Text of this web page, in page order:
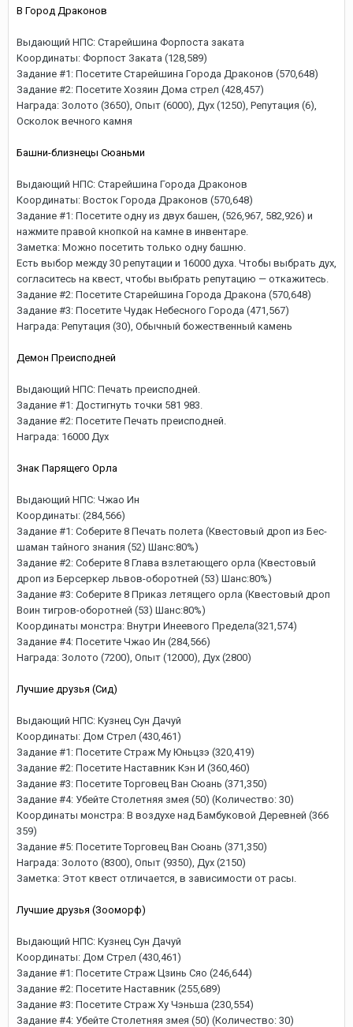
В Город Драконов
Выдающий НПС: Старейшина Форпоста заката
Координаты: Форпост Заката (128,589)
Задание #1: Посетите Старейшина Города Драконов (570,648)
Задание #2: Посетите Хозяин Дома стрел (428,457)
Награда: Золото (3650), Опыт (6000), Дух (1250), Репутация (6),
Осколок вечного камня
Башни-близнецы Сюаньми
Выдающий НПС: Старейшина Города Драконов
Координаты: Восток Города Драконов (570,648)
Задание #1: Посетите одну из двух башен, (526,967, 582,926) и
нажмите правой кнопкой на камне в инвентаре.
Заметка: Можно посетить только одну башню.
Есть выбор между 30 репутации и 16000 духа. Чтобы выбрать дух,
согласитесь на квест, чтобы выбрать репутацию — откажитесь.
Задание #2: Посетите Старейшина Города Дракона (570,648)
Задание #3: Посетите Чудак Небесного Города (471,567)
Награда: Репутация (30), Обычный божественный камень
Демон Преисподней
Выдающий НПС: Печать преисподней.
Задание #1: Достигнуть точки 581 983.
Задание #2: Посетите Печать преисподней.
Награда: 16000 Дух
Знак Парящего Орла
Выдающий НПС: Чжао Ин
Координаты: (284,566)
Задание #1: Соберите 8 Печать полета (Квестовый дроп из Бес-
шаман тайного знания (52) Шанс:80%)
Задание #2: Соберите 8 Глава взлетающего орла (Квестовый
дроп из Берсеркер львов-оборотней (53) Шанс:80%)
Задание #3: Соберите 8 Приказ летящего орла (Квестовый дроп
Воин тигров-оборотней (53) Шанс:80%)
Координаты монстра: Внутри Инеевого Предела(321,574)
Задание #4: Посетите Чжао Ин (284,566)
Награда: Золото (7200), Опыт (12000), Дух (2800)
Лучшие друзья (Сид)
Выдающий НПС: Кузнец Сун Дачуй
Координаты: Дом Стрел (430,461)
Задание #1: Посетите Страж Му Юньцзэ (320,419)
Задание #2: Посетите Наставник Кэн И (360,460)
Задание #3: Посетите Торговец Ван Сюань (371,350)
Задание #4: Убейте Столетняя змея (50) (Количество: 30)
Координаты монстра: В воздухе над Бамбуковой Деревней (366
359)
Задание #5: Посетите Торговец Ван Сюань (371,350)
Награда: Золото (8300), Опыт (9350), Дух (2150)
Заметка: Этот квест отличается, в зависимости от расы.
Лучшие друзья (Зооморф)
Выдающий НПС: Кузнец Сун Дачуй
Координаты: Дом Стрел (430,461)
Задание #1: Посетите Страж Цзинь Сяо (246,644)
Задание #2: Посетите Наставник (255,689)
Задание #3: Посетите Страж Ху Чэньша (230,554)
Задание #4: Убейте Столетняя змея (50) (Количество: 30)